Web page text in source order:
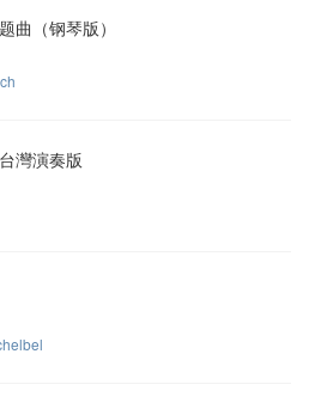
曲（钢琴版）
灣演奏版